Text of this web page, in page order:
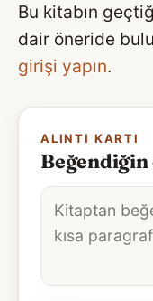
Bu kitabın
dair öneride
girişi yapın.
ALINTI KARTI
Alıntı
metni